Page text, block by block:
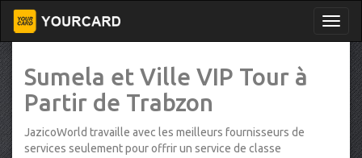
Sumela et Ville VIP Tour à
Partir de Trabzon
JazicoWorld travaille avec les meilleurs fournisseurs de
services seulement pour offrir un service de classe